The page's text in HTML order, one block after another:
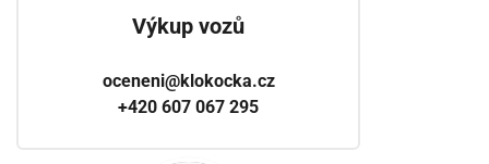
Výkup vozů
oceneni@klokocka.cz
+420 607 067 295